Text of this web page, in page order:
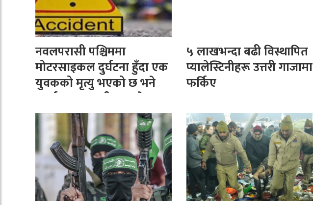
नवलपरासी पश्चिममा
मोटरसाइकल दुर्घटना हुँदा एक
युवकको मृत्यु भएको छ भने
अर्का युवक गम्भीर घाइते
भएका छन्।
५ लाखभन्दा बढी विस्थापित
प्यालेस्टिनीहरू उत्तरी गाजामा
फर्किए